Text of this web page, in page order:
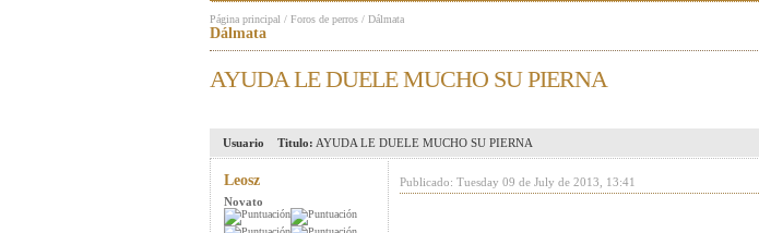
Página principal / Foros de perros / Dálmata
Dálmata
AYUDA LE DUELE MUCHO SU PIERNA
Usuario Titulo: AYUDA LE DUELE MUCHO SU PIERNA
Leosz
Novato
Publicado: Tuesday 09 de July de 2013, 13:41